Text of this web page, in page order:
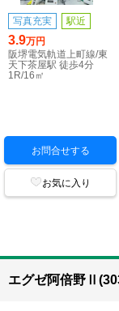
写真充実 駅近
3.9万円
阪堺電気軌道上町線/東
天下茶屋駅 徒歩4分
1R/16㎡
お問合せする
お気に入り
エグゼ阿倍野